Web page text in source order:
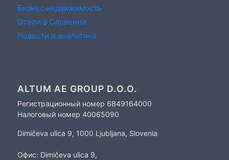
Бизнес недвижимость
Отели в Словении
Новости и аналитика
ALTUM AE GROUP D.O.O.
Регистрационный номер 6849164000
Налоговый номер 40065090
Dimičeva ulica 9, 1000 Ljubljana, Slovenia
Офис: Dimičeva ulica 9,